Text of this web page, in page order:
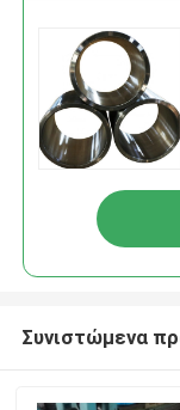
Συνιστώμενα